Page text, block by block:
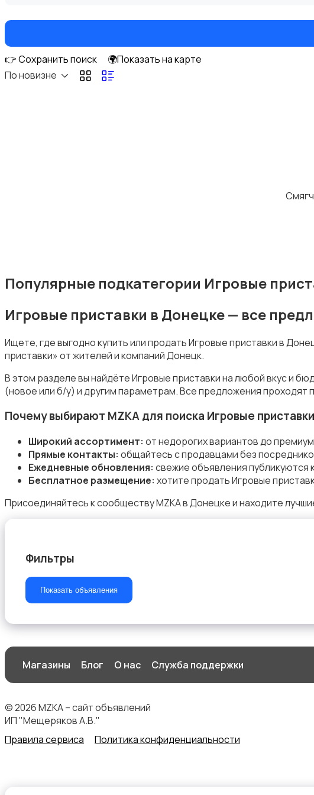
Книги и журналы
Музыка
Музыкальные инструменты
Другое
👉 Сохранить поиск
🌍Показать на карте
По новизне
Популярные подкатегории Игровые
Игровые приставки в Донецке — все
Ищете, где выгодно купить или продать Игровые приставки в
приставки» от жителей и компаний Донецк.
В этом разделе вы найдёте Игровые приставки на любой вкус и
(новое или б/у) и другим параметрам. Все предложения
Почему выбирают MZKA для поиска Игровые
Широкий ассортимент: от недорогих вариантов до
Прямые контакты: общайтесь с продавцами без
Ежедневные обновления: свежие объявления
Бесплатное размещение: хотите продать Игровые
Присоединяйтесь к сообществу MZKA в Донецке и находите
Фильтры
Показать объявления
Магазины Блог О нас Служба поддержки
© 2026 MZKA – сайт объявлений
ИП "Мещеряков А.В."
Правила сервиса
Политика конфиденциальности